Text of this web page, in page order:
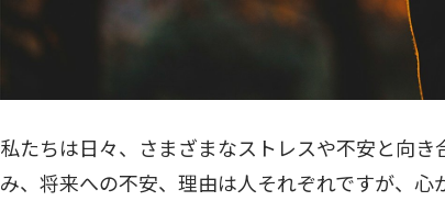
私たちは日々、さまざまなストレスや不安と向
み、将来への不安、理由は人それぞれですが、